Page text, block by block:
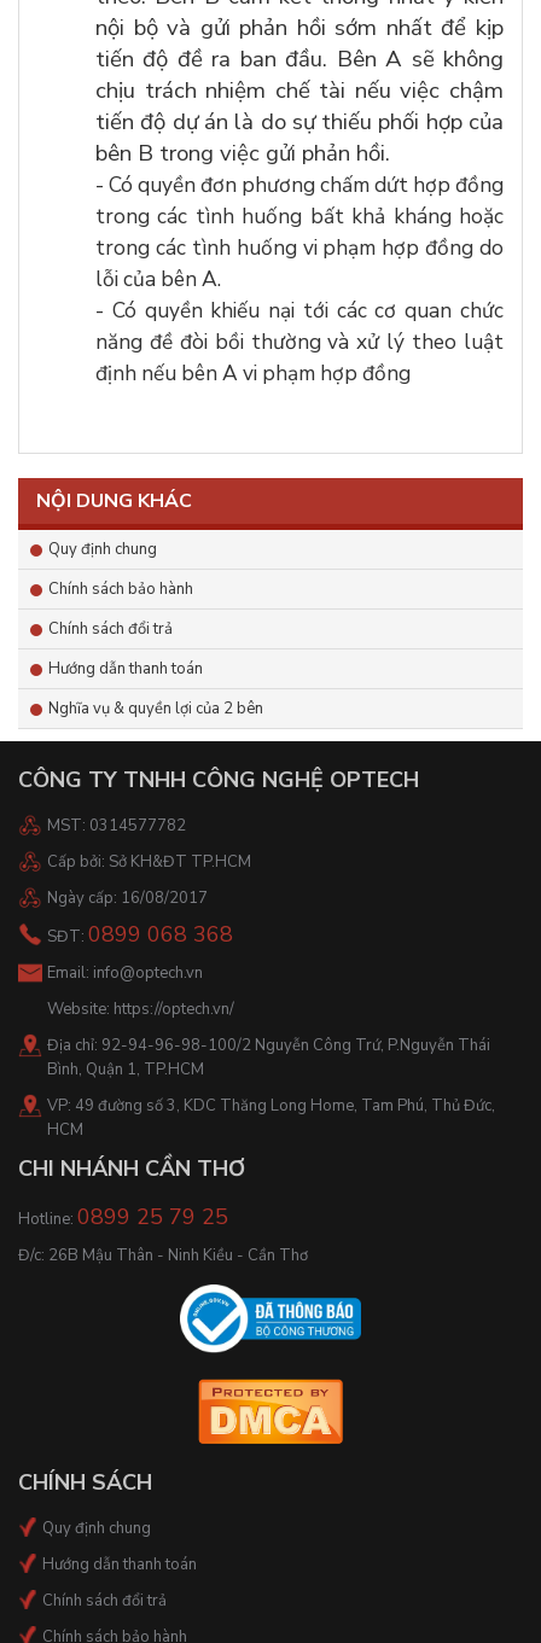
nội bộ và gửi phản hồi sớm nhất để kịp
tiến độ đề ra ban đầu. Bên A sẽ không
chịu trách nhiệm chế tài nếu việc chậm
tiến độ dự án là do sự thiếu phối hợp của
bên B trong việc gửi phản hồi.
- Có quyền đơn phương chấm dứt hợp đồng
trong các tình huống bất khả kháng hoặc
trong các tình huống vi phạm hợp đồng do
lỗi của bên A.
- Có quyền khiếu nại tới các cơ quan chức
năng đề đòi bồi thường và xử lý theo luật
định nếu bên A vi phạm hợp đồng
NỘI DUNG KHÁC
Quy định chung
Chính sách bảo hành
Chính sách đổi trả
Hướng dẫn thanh toán
Nghĩa vụ & quyền lợi của 2 bên
CÔNG TY TNHH CÔNG NGHỆ OPTECH
MST: 0314577782
Cấp bởi: Sở KH&ĐT TP.HCM
Ngày cấp: 16/08/2017
SĐT: 0899 068 368
Email: info@optech.vn
Website: https://optech.vn/
Địa chỉ: 92-94-96-98-100/2 Nguyễn Công Trứ, P.Nguyễn Thái
Bình, Quận 1, TP.HCM
VP: 49 đường số 3, KDC Thăng Long Home, Tam Phú, Thủ Đức,
HCM
CHI NHÁNH CẦN THƠ
Hotline: 0899 25 79 25
Đ/c: 26B Mậu Thân - Ninh Kiều - Cần Thơ
CHÍNH SÁCH
Quy định chung
Hướng dẫn thanh toán
Chính sách đổi trả
Chính sách bảo hành